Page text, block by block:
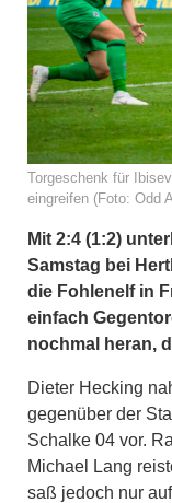
Torgeschenk für
eingreifen (Foto: Odd
Mit 2:4 (1:2)
Samstag bei
die Fohlenelf in
einfach
nochmal heran,
Dieter Hecking
gegenüber der
Schalke 04 vor.
Michael Lang
saß jedoch nur